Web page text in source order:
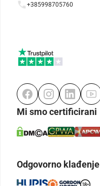
+385998705760
Mi smo certificirani
Odgovorno klađenje